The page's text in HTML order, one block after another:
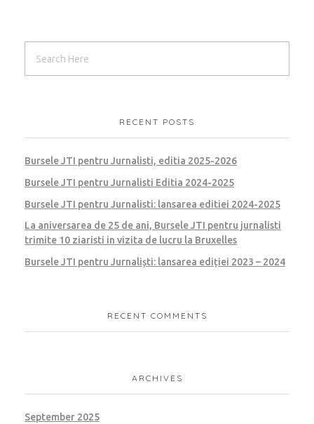
RECENT POSTS
Bursele JTI pentru Jurnalisti, editia 2025-2026
Bursele JTI pentru Jurnalisti Editia 2024-2025
Bursele JTI pentru Jurnalisti: lansarea editiei 2024-2025
La aniversarea de 25 de ani, Bursele JTI pentru jurnalisti
trimite 10 ziaristi in vizita de lucru la Bruxelles
Bursele JTI pentru Jurnaliști: lansarea ediției 2023 – 2024
RECENT COMMENTS
ARCHIVES
September 2025